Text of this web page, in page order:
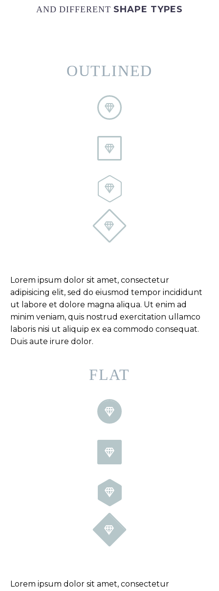
AND DIFFERENT SHAPE TYPES
OUTLINED








Lorem ipsum dolor sit amet, consectetur
adipisicing elit, sed do eiusmod tempor incididunt
ut labore et dolore magna aliqua. Ut enim ad
minim veniam, quis nostrud exercitation ullamco
laboris nisi ut aliquip ex ea commodo consequat.
Duis aute irure dolor.
FLAT








Lorem ipsum dolor sit amet, consectetur